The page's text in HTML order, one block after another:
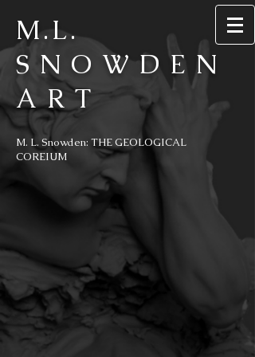
M.L.
SNOWDEN
ART
M. L. Snowden: THE GEOLOGICAL
COREIUM